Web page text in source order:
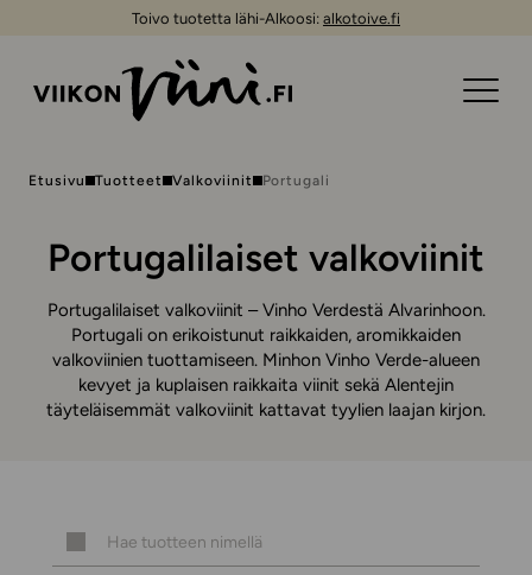
Toivo tuotetta lähi-Alkoosi: alkotoive.fi
Etusivu Tuotteet Valkoviinit Portugali
Portugalilaiset valkoviinit
Portugalilaiset valkoviinit – Vinho Verdestä Alvarinhoon.
Portugali on erikoistunut raikkaiden, aromikkaiden
valkoviinien tuottamiseen. Minhon Vinho Verde-alueen
kevyet ja kuplaisen raikkaita viinit sekä Alentejin
täyteläisemmät valkoviinit kattavat tyylien laajan kirjon.